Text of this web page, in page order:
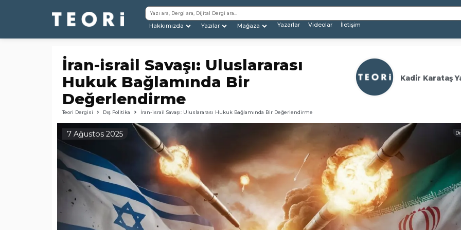
Hakkımızda Yazılar Mağaza Yazarlar Videolar İletişim
İran-israil Savaşı: Uluslararası
Hukuk Bağlamında Bir
Değerlendirme
Teori Dergisi Dış Politika İran-israil Savaşı: Uluslararası Hukuk Bağlamında Bir Değerlendirme
Kadir Karataş
7 Ağustos 2025